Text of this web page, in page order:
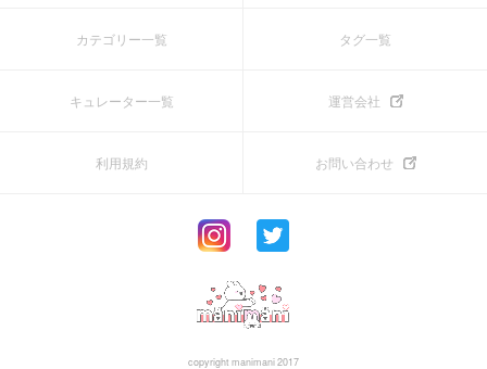
カテゴリー一覧 タグ一覧
キュレーター一覧 運営会社
利用規約 お問い合わせ
copyright manimani 2017